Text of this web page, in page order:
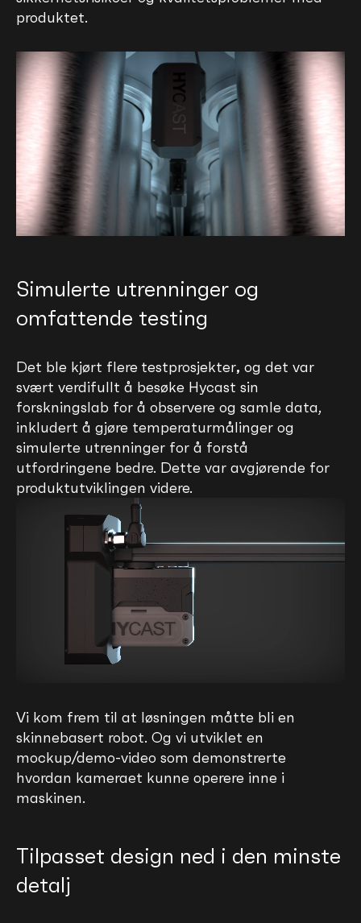
produktet.
Simulerte utrenninger og
omfattende testing
Det ble kjørt flere testprosjekter, og det var
svært verdifullt å besøke Hycast sin
forskningslab for å observere og samle data,
inkludert å gjøre temperaturmålinger og
simulerte utrenninger for å forstå
utfordringene bedre. Dette var avgjørende for
produktutviklingen videre.
Vi kom frem til at løsningen måtte bli en
skinnebasert robot. Og vi utviklet en
mockup/demo-video som demonstrerte
hvordan kameraet kunne operere inne i
maskinen.
Tilpasset design ned i den minste
detalj